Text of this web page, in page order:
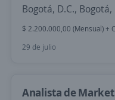
Bogotá, D.C., Bogotá,
$ 2.200.000,00 (Mensual) +
29 de julio
Analista de